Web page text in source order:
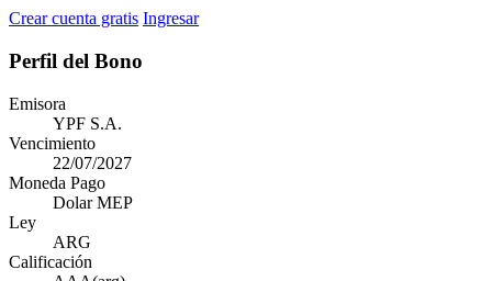
Crear cuenta gratis Ingresar
Perfil del Bono
Emisora
YPF S.A.
Vencimiento
22/07/2027
Moneda Pago
Dolar MEP
Ley
ARG
Calificación